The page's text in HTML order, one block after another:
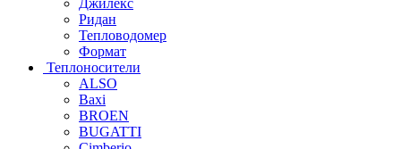
Ридан
Тепловодомер
Формат
Теплоносители
ALSO
Baxi
BROEN
BUGATTI